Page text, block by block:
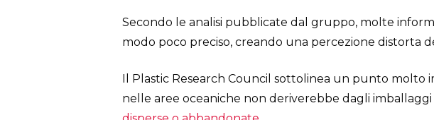
Secondo le analisi pubblicate dal gruppo, molte
modo poco preciso, creando una percezione distorta
Il Plastic Research Council sottolinea un punto molto
nelle aree oceaniche non deriverebbe dagli